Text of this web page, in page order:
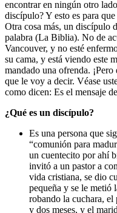
encontrar en ningún otro
discípulo? Y esto es para
Otra cosa más, un discípulo
palabra (La Biblia). No de
Vancouver, y no esté
su cama, y está viendo este
mandado una ofrenda.
que le voy a decir. Véase
como dicen: Es el mensaje
¿Qué es un discípulo?
Es una persona que
“comunión para
un cuentecito por ahí
invitó a un pastor a
vida cristiana, se dio
pequeña y se le metió
robando la cuchara, el
y dos meses, y el